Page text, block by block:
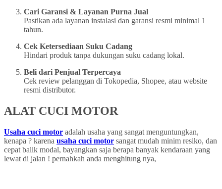
Cari Garansi & Layanan Purna Jual
Pastikan ada layanan instalasi dan garansi resmi minimal 1
tahun.
Cek Ketersediaan Suku Cadang
Hindari produk tanpa dukungan suku cadang lokal.
Beli dari Penjual Terpercaya
Cek review pelanggan di Tokopedia, Shopee, atau website
resmi distributor.
ALAT CUCI MOTOR
Usaha cuci motor adalah usaha yang sangat menguntungkan,
kenapa ? karena usaha cuci motor sangat mudah minim resiko, dan
cepat balik modal, bayangkan saja berapa banyak kendaraan yang
lewat di jalan ! pernahkah anda menghitung nya,